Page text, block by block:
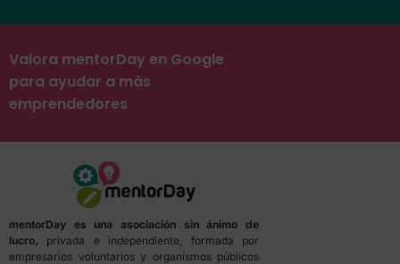
Valora mentorDay en Google
para ayudar a más
emprendedores
mentorDay es una asociación sin ánimo de
lucro, privada e independiente, formada por
empresarios voluntarios y organismos públicos